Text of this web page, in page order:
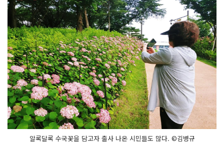
알록달록 수국꽃을 담고자 출사 나온 시민들도 많다. ©김병규